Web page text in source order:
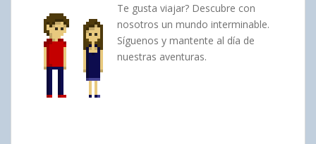
Te gusta viajar? Descubre con
nosotros un mundo interminable.
Síguenos y mantente al día de
nuestras aventuras.